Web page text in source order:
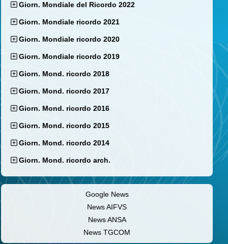
Giorn. Mondiale del Ricordo 2022
Giorn. Mondiale ricordo 2021
Giorn. Mondiale ricordo 2020
Giorn. Mondiale ricordo 2019
Giorn. Mond. ricordo 2018
Giorn. Mond. ricordo 2017
Giorn. Mond. ricordo 2016
Giorn. Mond. ricordo 2015
Giorn. Mond. ricordo 2014
Giorn. Mond. ricordo arch.
Google News
News AIFVS
News ANSA
News TGCOM